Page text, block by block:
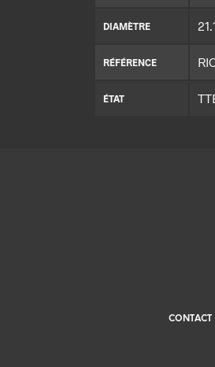
DIAMÈTRE
RÉFÉRENCE
ÉTAT
CONTACT